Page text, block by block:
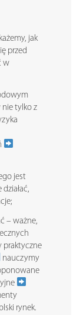
jak
przed
w
nie tylko z
jest
– ważne,
praktyczne
nauczymy
rynek.